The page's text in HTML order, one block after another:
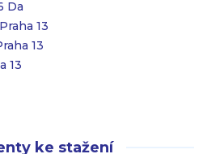
Da
13
13
13
ke stažení